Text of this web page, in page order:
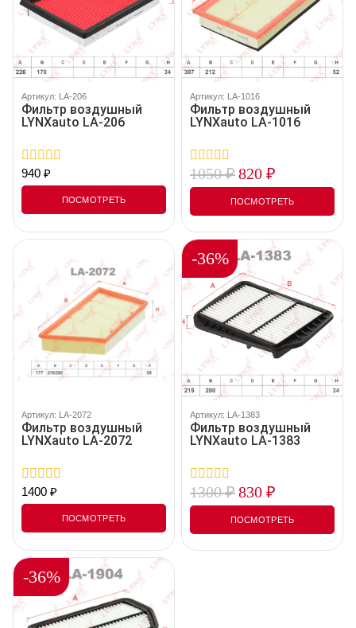
Артикул: LA-206
Фильтр воздушный
LYNXauto LA-206
0
out
5
940 ₽
ПОСМОТРЕТЬ
Артикул: LA-1016
Фильтр воздушный
LYNXauto LA-1016
0
out
5
1050₽820 ₽
ПОСМОТРЕТЬ
Артикул: LA-2072
Фильтр воздушный
LYNXauto LA-2072
0
out
5
1400 ₽
ПОСМОТРЕТЬ
-36%
Артикул: LA-1383
Фильтр воздушный
LYNXauto LA-1383
0
out
5
1300₽830 ₽
ПОСМОТРЕТЬ
-36%